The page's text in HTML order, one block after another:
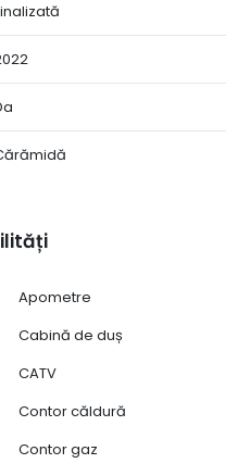
Apometre
Cabină de duș
CATV
Contor căldură
Contor gaz